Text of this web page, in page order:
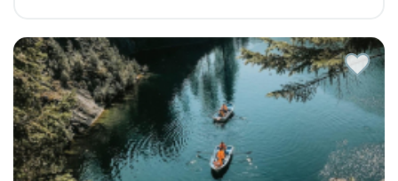
Автобусный тур в горный парк Рускеала из Санкт-
Петербурга, переезд на большом
комфортабельном автобусе прямиком до парка!